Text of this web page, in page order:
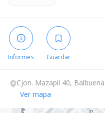
Informes Guardar
Cjon. Mazapil 40,
Ver mapa